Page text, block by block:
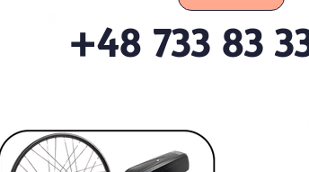
+48 733 83